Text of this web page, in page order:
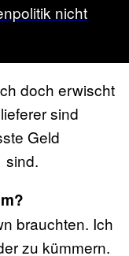
nicht
doch erwischt
sind
Geld
sind.
brauchten. Ich
zu kümmern.